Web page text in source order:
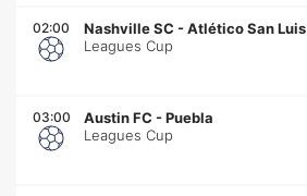
02:00 Nashville SC -Atlético San Luis
Leagues Cup
03:00 Austin FC -Puebla
Leagues Cup